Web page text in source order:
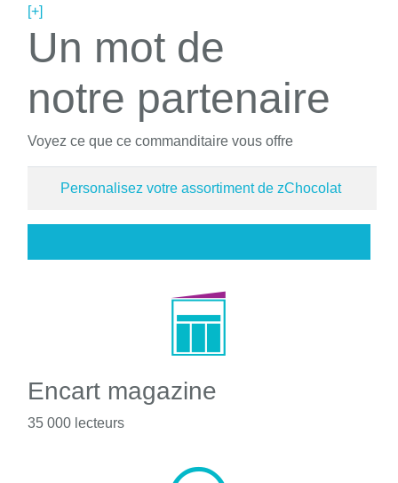
[+]
Un mot de
notre partenaire
Voyez ce que ce commanditaire vous offre
Personalisez votre assortiment de zChocolat
Encart magazine
35 000 lecteurs